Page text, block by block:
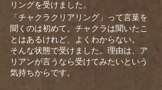
リングを受けました。
「チャクラクリアリング」って言葉を
聞くのは初めて。チャクラは聞いたこ
とはあるけれど、よくわからない。
そんな状態で受けました。理由は、ア
リアンが言うなら受けてみたいという
気持ちからです。